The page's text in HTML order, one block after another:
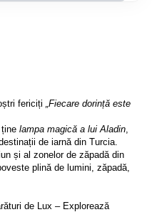
fericiți „Fiecare dorință este
lampa magică a lui Aladin,
de iarnă din Turcia.
și al zonelor de zăpadă din
plină de lumini, zăpadă,
de Lux – Explorează